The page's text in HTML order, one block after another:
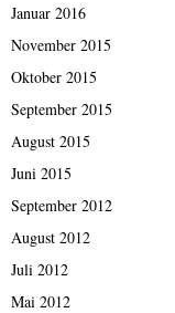
Januar 2016
November 2015
Oktober 2015
September 2015
August 2015
Juni 2015
September 2012
August 2012
Juli 2012
Mai 2012